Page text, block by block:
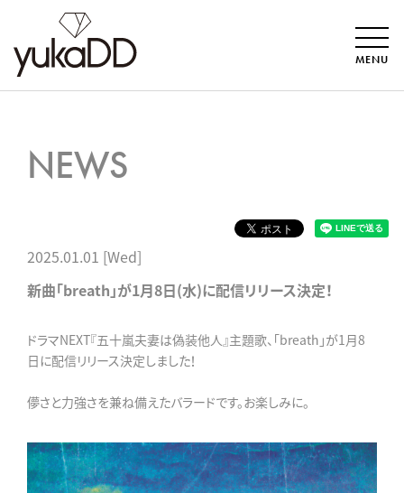
MENU
NEWS
2025.01.01 [Wed]
新曲「breath」が1月8日(水)に配信リリース決定！
ドラマNEXT『五十嵐夫妻は偽装他人』主題歌、「breath」が1月8
日に配信リリース決定しました！
儚さと力強さを兼ね備えたバラードです。お楽しみに。